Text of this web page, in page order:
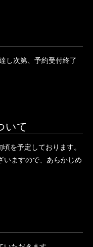
し次第、予約受付終了
いて
を予定しております。
いますので、あらかじめ